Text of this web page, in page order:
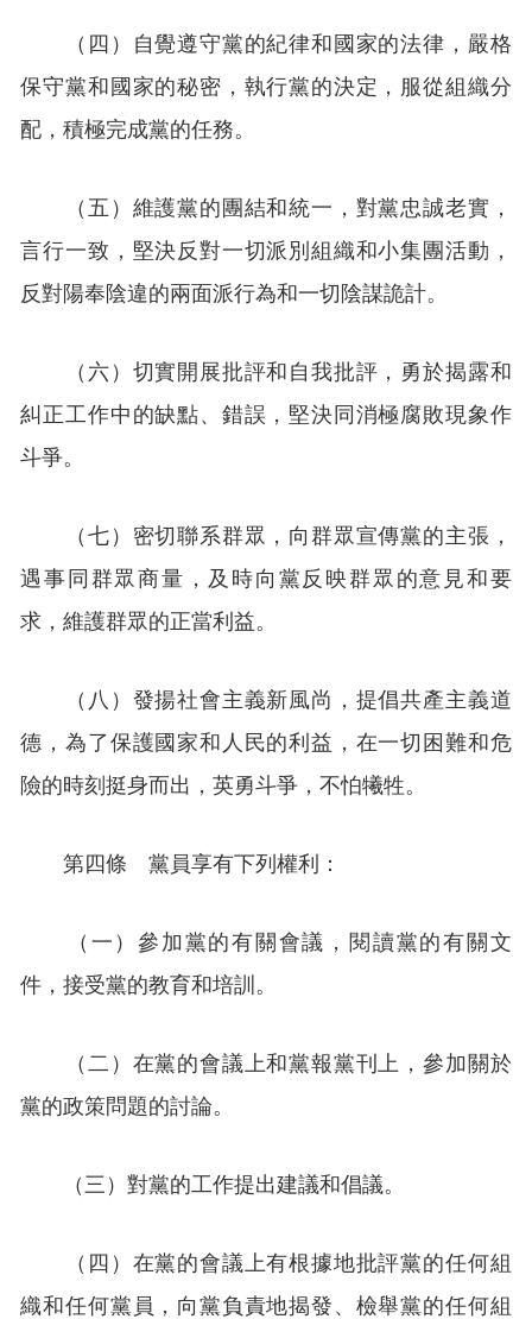
（四）自覺遵守黨的紀律和國家的法律，嚴格
保守黨和國家的秘密，執行黨的決定，服從組織分
配，積極完成黨的任務。
（五）維護黨的團結和統一，對黨忠誠老實，
言行一致，堅決反對一切派別組織和小集團活動，
反對陽奉陰違的兩面派行為和一切陰謀詭計。
（六）切實開展批評和自我批評，勇於揭露和
糾正工作中的缺點、錯誤，堅決同消極腐敗現象作
斗爭。
（七）密切聯系群眾，向群眾宣傳黨的主張，
遇事同群眾商量，及時向黨反映群眾的意見和要
求，維護群眾的正當利益。
（八）發揚社會主義新風尚，提倡共產主義道
德，為了保護國家和人民的利益，在一切困難和危
險的時刻挺身而出，英勇斗爭，不怕犧牲。
第四條 黨員享有下列權利：
（一）參加黨的有關會議，閱讀黨的有關文
件，接受黨的教育和培訓。
（二）在黨的會議上和黨報黨刊上，參加關於
黨的政策問題的討論。
（三）對黨的工作提出建議和倡議。
（四）在黨的會議上有根據地批評黨的任何組
織和任何黨員，向黨負責地揭發、檢舉黨的任何組